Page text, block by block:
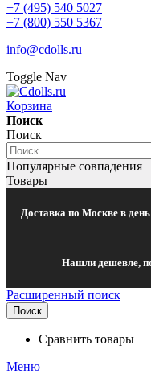
+7 (495) 540 5027
+7 (800) 550 5367
info@cdolls.ru
Toggle Nav
Корзина
Поиск
Поиск
Популярные совпадения
Товары
Доставка по Москве в
Нашли дешевле,
Расширенный поиск
Поиск
Сравнить товары
Меню